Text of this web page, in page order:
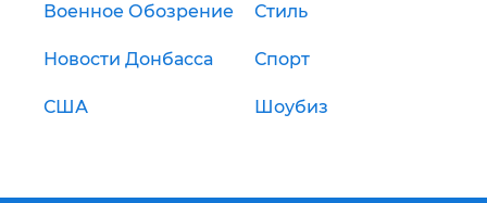
Военное Обозрение Стиль
Новости Донбасса Спорт
США Шоубиз